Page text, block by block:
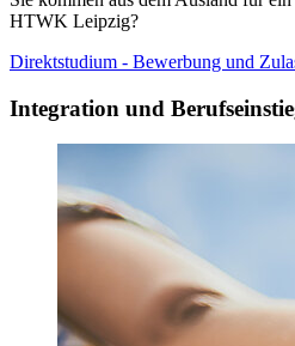
HTWK Leipzig?
Direktstudium - Bewerbung und
Integration und